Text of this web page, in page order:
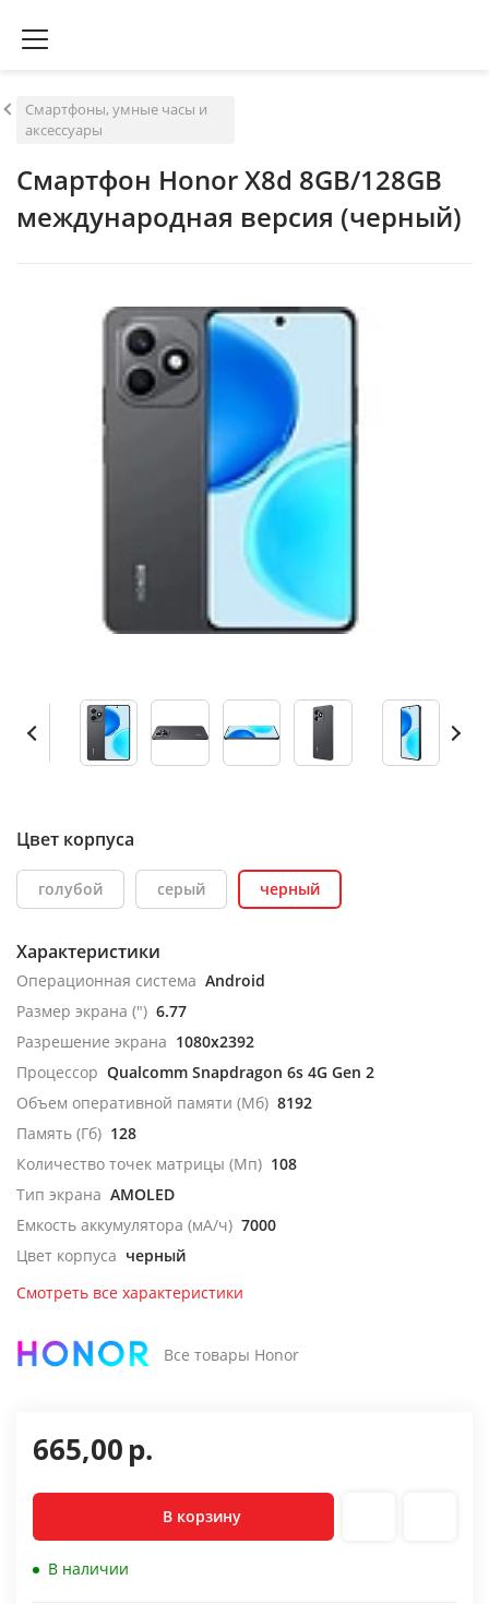
Смартфоны, умные часы и
аксессуары
Смартфон Honor X8d 8GB/128GB
международная версия (черный)
Цвет корпуса
голубой серый черный
Характеристики
Операционная система Android
Размер экрана (") 6.77
Разрешение экрана 1080x2392
Процессор Qualcomm Snapdragon 6s 4G Gen 2
Объем оперативной памяти (Мб) 8192
Память (Гб) 128
Количество точек матрицы (Мп) 108
Тип экрана AMOLED
Емкость аккумулятора (мА/ч) 7000
Цвет корпуса черный
Смотреть все характеристики
Все товары Honor
665,00р.
В корзину
В наличии